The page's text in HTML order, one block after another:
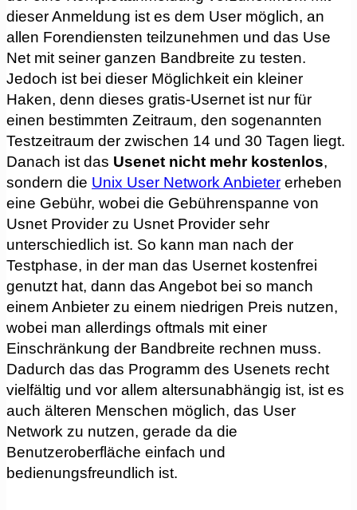
dieser Anmeldung ist es dem User möglich, an
allen Forendiensten teilzunehmen und das Use
Net mit seiner ganzen Bandbreite zu testen.
Jedoch ist bei dieser Möglichkeit ein kleiner
Haken, denn dieses gratis-Usernet ist nur für
einen bestimmten Zeitraum, den sogenannten
Testzeitraum der zwischen 14 und 30 Tagen liegt.
Danach ist das Usenet nicht mehr kostenlos,
sondern die Unix User Network Anbieter erheben
eine Gebühr, wobei die Gebührenspanne von
Usnet Provider zu Usnet Provider sehr
unterschiedlich ist. So kann man nach der
Testphase, in der man das Usernet kostenfrei
genutzt hat, dann das Angebot bei so manch
einem Anbieter zu einem niedrigen Preis nutzen,
wobei man allerdings oftmals mit einer
Einschränkung der Bandbreite rechnen muss.
Dadurch das das Programm des Usenets recht
vielfältig und vor allem altersunabhängig ist, ist es
auch älteren Menschen möglich, das User
Network zu nutzen, gerade da die
Benutzeroberfläche einfach und
bedienungsfreundlich ist.